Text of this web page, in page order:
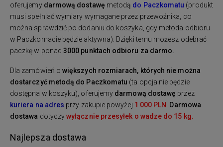
oferujemy darmową dostawę metodą do Paczkomatu (produkt
musi spełniać wymiary wymagane przez przewoźnika, co
można sprawdzić po dodaniu do koszyka, gdy metoda odbioru
w Paczkomacie będzie aktywna). Dzięki temu możesz odebrać
paczkę w ponad3000 punktach odbioru za darmo.
Dla zamówień owiększych rozmiarach, których nie można
dostarczyć metodą do Paczkomatu (ta opcja nie będzie
dostępna w koszyku), oferujemy darmową dostawę przez
kuriera na adres przy zakupie powyżej 1 000 PLN
Darmowa
dostawa dotyczywyłącznie przesyłek o wadze do 15 kg.
Najlepsza dostawa